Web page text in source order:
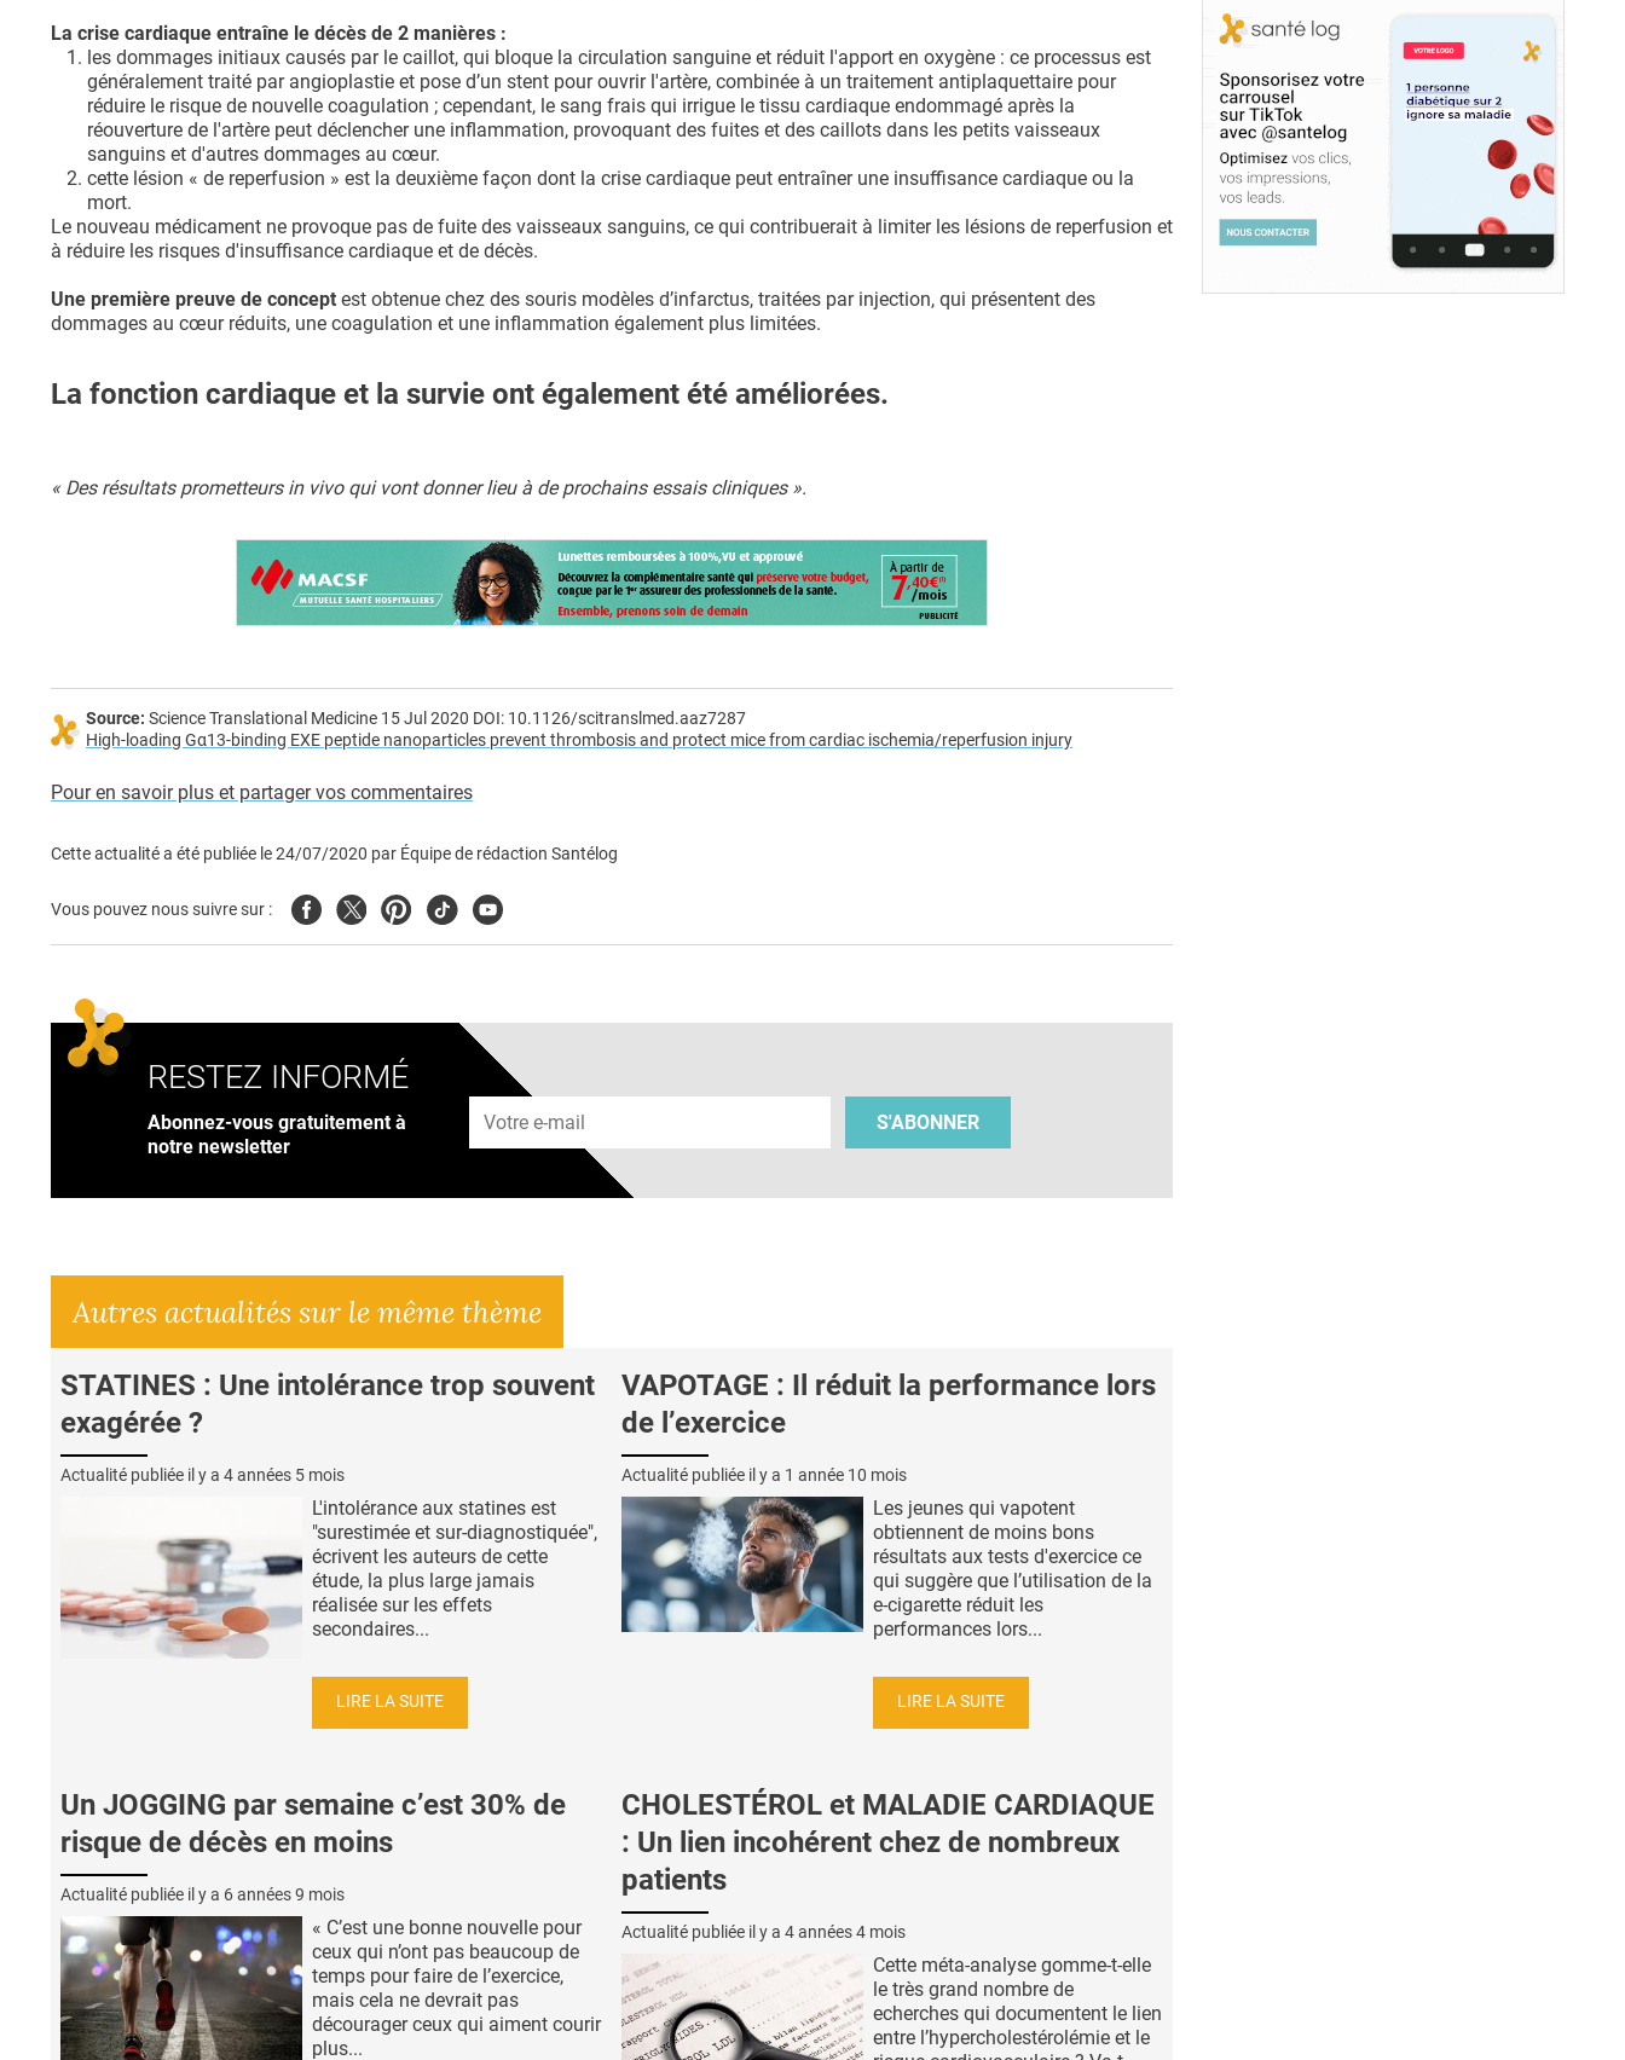
La crise cardiaque entraîne le décès de 2 manières :
les dommages initiaux causés par le caillot, qui bloque la circulation sanguine et réduit l'apport en oxygène : ce processus est
généralement traité par angioplastie et pose d’un stent pour ouvrir l'artère, combinée à un traitement antiplaquettaire pour
réduire le risque de nouvelle coagulation ; cependant, le sang frais qui irrigue le tissu cardiaque endommagé après la
réouverture de l'artère peut déclencher une inflammation, provoquant des fuites et des caillots dans les petits vaisseaux
sanguins et d'autres dommages au cœur.
cette lésion « de reperfusion » est la deuxième façon dont la crise cardiaque peut entraîner une insuffisance cardiaque ou la
mort.
Le nouveau médicament ne provoque pas de fuite des vaisseaux sanguins, ce qui contribuerait à limiter les lésions de reperfusion et
à réduire les risques d'insuffisance cardiaque et de décès.
Une première preuve de concept est obtenue chez des souris modèles d’infarctus, traitées par injection, qui présentent des
dommages au cœur réduits, une coagulation et une inflammation également plus limitées.
La fonction cardiaque et la survie ont également été améliorées.
« Des résultats prometteurs in vivo qui vont donner lieu à de prochains essais cliniques ».
Source: Science Translational Medicine 15 Jul 2020 DOI: 10.1126/scitranslmed.aaz7287
High-loading Gα13-binding EXE peptide nanoparticles prevent thrombosis and protect mice from cardiac ischemia/reperfusion injury
Pour en savoir plus et partager vos commentaires
Cette actualité a été publiée le24/07/2020 par Équipe de rédaction Santélog
Vous pouvez nous suivre sur : FacebookTwitterPinterest
TiktokYoutube
RESTEZ INFORMÉ
Abonnez-vous gratuitement à
notre newsletter
Adresse e-mail
S'ABONNER
Autres actualités sur le même thème
STATINES : Une intolérance trop souvent
exagérée ?
Actualité publiée il y a 4 années 5 mois
L'intolérance aux statines est
"surestimée et sur-diagnostiquée",
écrivent les auteurs de cette
étude, la plus large jamais
réalisée sur les effets
secondaires...
LIRE LA SUITE
VAPOTAGE : Il réduit la performance lors
de l’exercice
Actualité publiée il y a 1 année 10 mois
Les jeunes qui vapotent
obtiennent de moins bons
résultats aux tests d'exercice ce
qui suggère que l’utilisation de la
e-cigarette réduit les
performances lors...
LIRE LA SUITE
Un JOGGING par semaine c’est 30% de
risque de décès en moins
Actualité publiée il y a 6 années 9 mois
« C’est une bonne nouvelle pour
ceux qui n’ont pas beaucoup de
temps pour faire de l’exercice,
mais cela ne devrait pas
décourager ceux qui aiment courir
plus...
CHOLESTÉROL et MALADIE CARDIAQUE
: Un lien incohérent chez de nombreux
patients
Actualité publiée il y a 4 années 4 mois
Cette méta-analyse gomme-t-elle
le très grand nombre de
echerches qui documentent le lien
entre l’hypercholestérolémie et le